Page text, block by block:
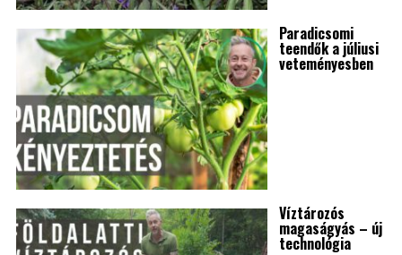
Paradicsomi
teendők a júliusi
veteményesben
Víztározós
magaságyás – új
technológia